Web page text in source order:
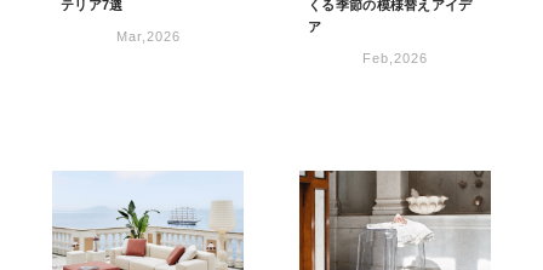
テリア7選
Mar,2026
くる季節の模様替えアイデ
ア
Feb,2026